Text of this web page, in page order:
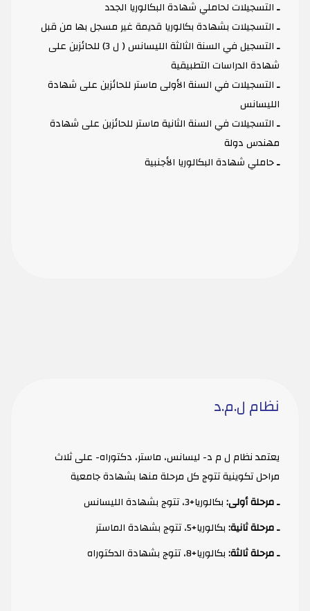
ـالتسجيلات لحاملي شهادة البكالوريا الجدد
ـالتسجيلات بشهادة بكالوريا قديمة غير مسجل بها من قبل
ـ
التسجيل في السنة الثالثة الليسانس ( ل 3) للحائزين على
شهادة الدراسات التطبيقية
ـالتسجيلات في السنة اﻷولى ماستر للحائزين على شهادة
الليسانس
ـالتسجيلات في السنة الثانية ماستر للحائزين على شهادة
مهندس دولة
ـحاملي شهادة البكالوريا الأجنبية
نظام ل.م.د
يعتمد نظام ل م د- ليسانس، ماستر، دكتوراه- على ثلاث
مراحل تكوينية تتوج كل مرحلة منها بشهادة جامعية
ـ مرحلة أولى:بكالوريا+3، تتوج بشهادة الليسانس
ـ مرحلة ثانية:بكالوريا+5، تتوج بشهادة الماستر
ـ مرحلة ثالثة:بكالوريا+8، تتوج بشهادة الدكتوراه